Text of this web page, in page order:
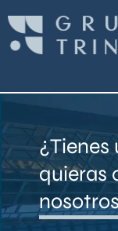
contenido
quieras